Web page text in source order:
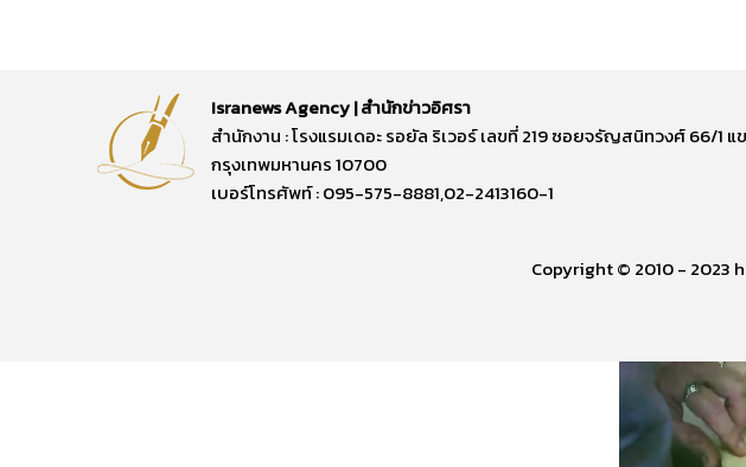
Isranews Agency | สำนักข่าวอิศรา
สำนักงาน : โรงแรมเดอะ รอยัล ริเวอร์ เลขที่ 219 ซอยจรัญสนิทวงศ์ 66/1
กรุงเทพมหานคร 10700
เบอร์โทรศัพท์ : 095-575-8881,02-2413160-1
Copyright © 2010 - 2023